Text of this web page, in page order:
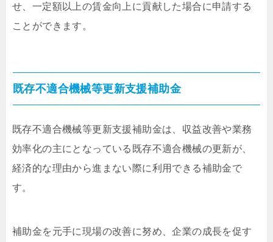
せ、一定額以上の賃金向上に貢献した場合に申請する
ことができます。
既存不適合機械等更新支援補助金
既存不適合機械等更新支援補助金は、収益改善や業務
効率化の主にとなっている既存不適合機械の更新が、
経済的な理由から進まない際に利用できる補助金で
す。
補助金を元手に現場の改善に努め、企業の成長を促す